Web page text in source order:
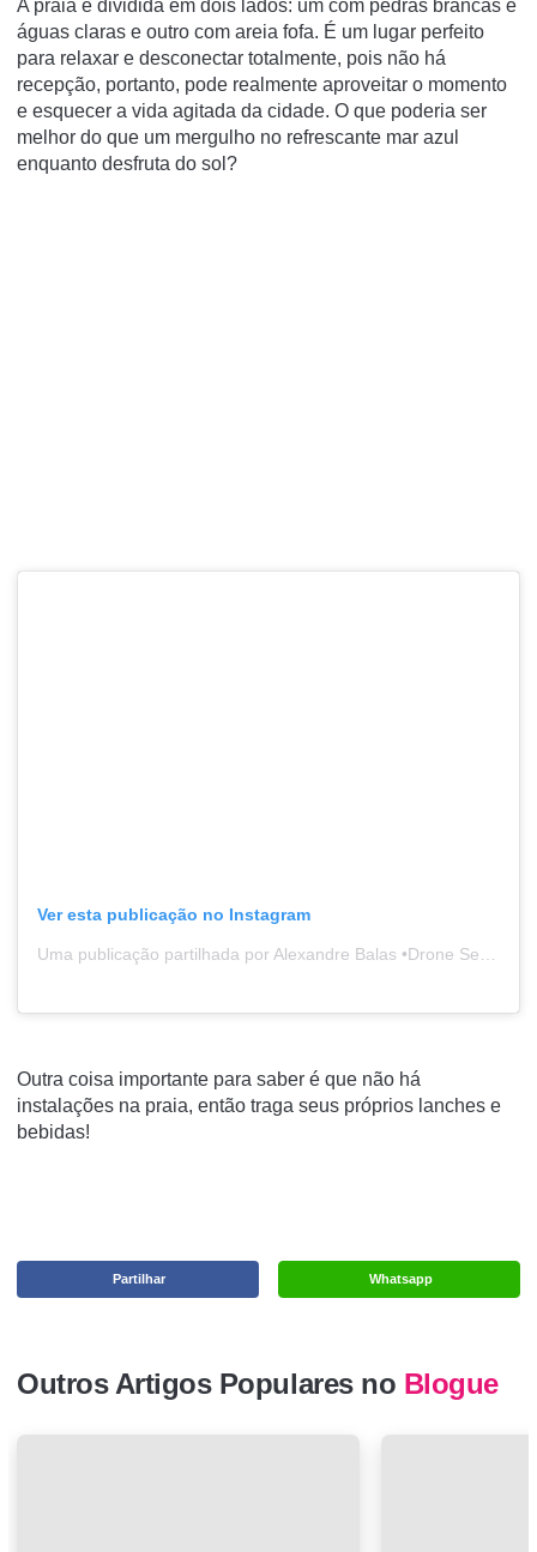
A praia é dividida em dois lados: um com pedras brancas e
águas claras e outro com areia fofa. É um lugar perfeito
para relaxar e desconectar totalmente, pois não há
recepção, portanto, pode realmente aproveitar o momento
e esquecer a vida agitada da cidade. O que poderia ser
melhor do que um mergulho no refrescante mar azul
enquanto desfruta do sol?
Ver esta publicação no Instagram
Outra coisa importante para saber é que não há
instalações na praia, então traga seus próprios lanches e
bebidas!
Whatsapp
Partilhar
Outros Artigos Populares no Blogue